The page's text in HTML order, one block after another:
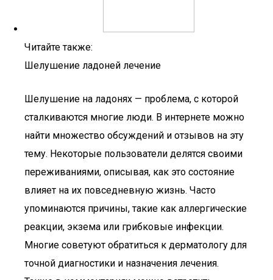
Читайте также:
Шелушение ладоней лечение
Шелушение на ладонях — проблема, с которой
сталкиваются многие люди. В интернете можно
найти множество обсуждений и отзывов на эту
тему. Некоторые пользователи делятся своими
переживаниями, описывая, как это состояние
влияет на их повседневную жизнь. Часто
упоминаются причины, такие как аллергические
реакции, экзема или грибковые инфекции.
Многие советуют обратиться к дерматологу для
точной диагностики и назначения лечения.